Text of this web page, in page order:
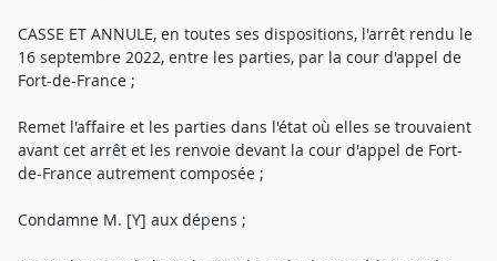
CASSE ET ANNULE, en toutes ses dispositions, l'arrêt rendu le
16 septembre 2022, entre les parties, par la cour d'appel de
Fort-de-France ;
Remet l'affaire et les parties dans l'état où elles se trouvaient
avant cet arrêt et les renvoie devant la cour d'appel de Fort-
de-France autrement composée ;
Condamne M. [Y] aux dépens ;